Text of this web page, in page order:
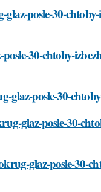
posle-30-
30-chtoby-
posle-30-
glaz-posle-30-
glaz-posle-30-